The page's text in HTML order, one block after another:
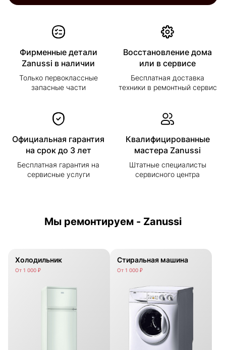
Фирменные детали
Zanussi в наличии
Только первоклассные
запасные части
Восстановление дома
или в сервисе
Бесплатная доставка
техники в ремонтный сервис
Официальная гарантия
на срок до 3 лет
Бесплатная гарантия на
сервисные услуги
Квалифицированные
мастера Zanussi
Штатные специалисты
сервисного центра
Мы ремонтируем - Zanussi
Холодильник
От 1 000 ₽
Стиральная машина
От 1 000 ₽